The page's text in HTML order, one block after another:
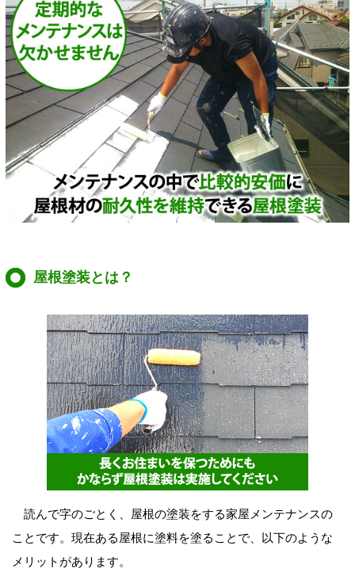
屋根塗装とは？
読んで字のごとく、屋根の塗装をする家屋メンテナンスの
ことです。現在ある屋根に塗料を塗ることで、以下のような
メリットがあります。